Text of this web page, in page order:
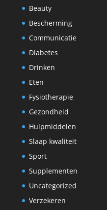
Beauty
Bescherming
Communicatie
Diabetes
Drinken
Eten
Fysiotherapie
Gezondheid
Hulpmiddelen
Slaap kwaliteit
Sport
Supplementen
Uncategorized
Verzekeren